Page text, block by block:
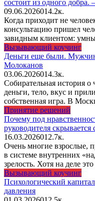
состоит из одного
09.06.2026014.2к.
Когда приходит не
консультацию пришел
завидным клиентом:
Вызывающий коучинг
Деньги еще были.
Молоканов
03.06.2026014.3к.
Собирательная история о
деньги, тело, вкус и
собственная игра. В
Принятие решений
Почему под
руководителя
16.03.2026012.7к.
Очень многие взрослые,
в системе внутренних
зрелость. Хотя на деле
Вызывающий коучинг
Психологический
давления